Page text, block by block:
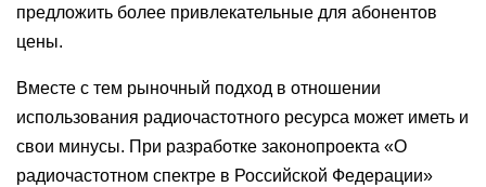
предложить более привлекательные для абонентов
цены.
Вместе с тем рыночный подход в отношении
использования радиочастотного ресурса может иметь и
свои минусы. При разработке законопроекта «О
радиочастотном спектре в Российской Федерации»